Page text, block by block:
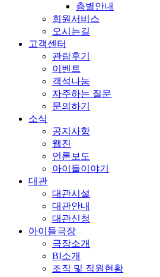
층별안내
회원서비스
오시는길
고객센터
관람후기
이벤트
객석나눔
자주하는 질문
문의하기
소식
공지사항
웹진
언론보도
아이들이야기
대관
대관시설
대관안내
대관신청
아이들극장
극장소개
BI소개
조직 및 직원현황